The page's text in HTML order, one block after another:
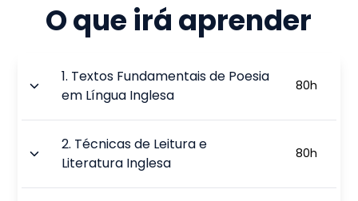
O que irá aprender
1. Textos Fundamentais de Poesia
em Língua Inglesa
80h
2. Técnicas de Leitura e
Literatura Inglesa
80h